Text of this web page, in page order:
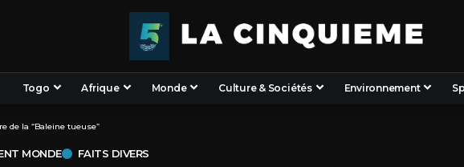
Togo Afrique Monde Culture & Sociétés Environnement
de la “Baleine tueuse”
MONDE FAITS DIVERS